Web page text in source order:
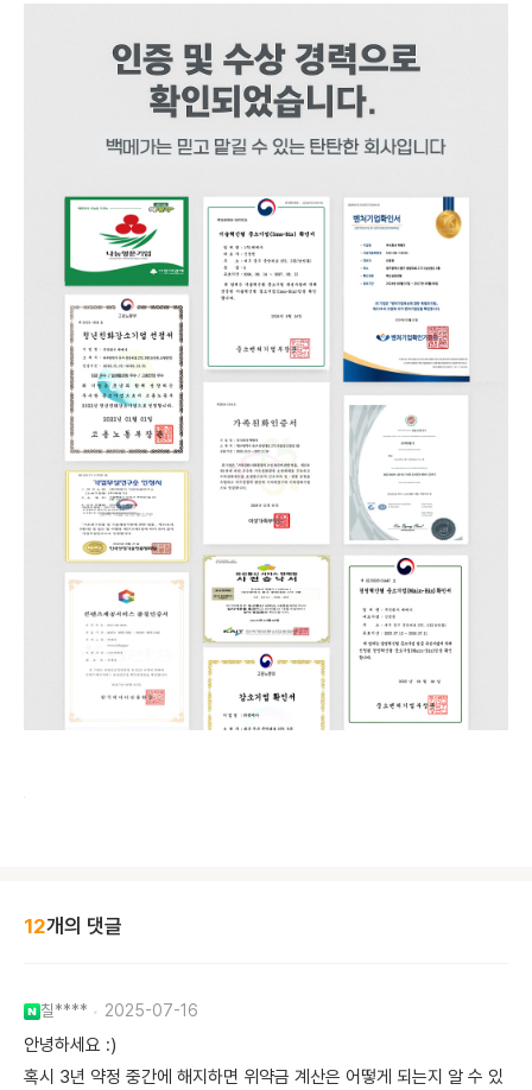
12개의 댓글
칠**** 2025-07-16
안녕하세요 :)
혹시 3년 약정 중간에 해지하면 위약금 계산은 어떻게 되는지 알 수 있